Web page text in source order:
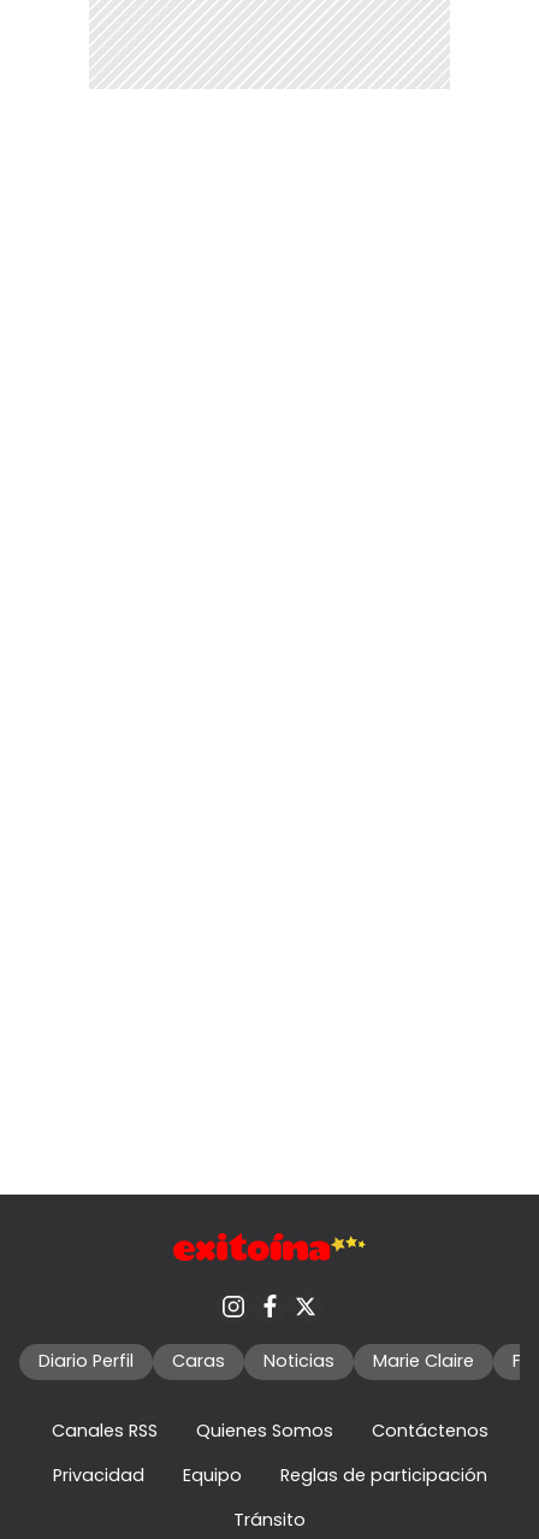
Diario Perfil Caras Noticias Marie Claire
Canales RSS Quienes Somos
Contáctenos
Privacidad
Equipo
Reglas de participación
Tránsito